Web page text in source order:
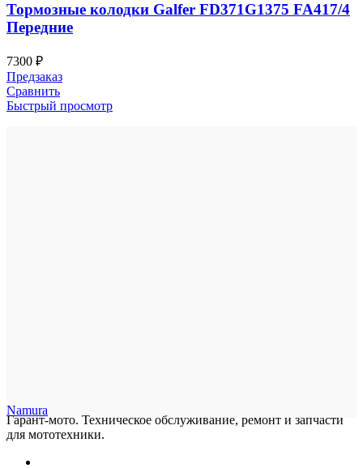
Тормозные колодки Galfer FD371G1375 FA417/4
Передние
7300 ₽
Предзаказ
Сравнить
Быстрый просмотр
Namura
Гарант-мото. Техническое обслуживание, ремонт и запчасти
для мототехники.